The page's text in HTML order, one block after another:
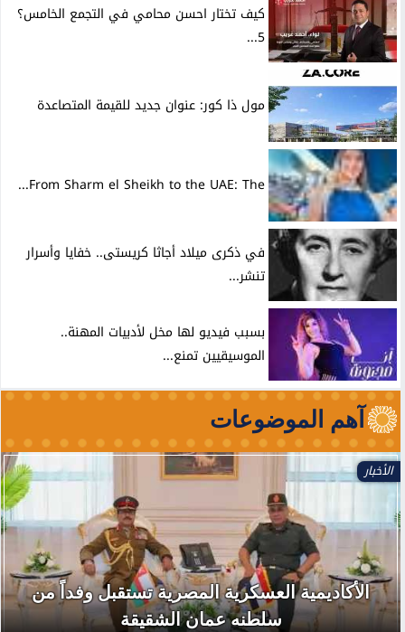
كيف تختار احسن محامي في التجمع الخامس؟
5...
مول ذا كور: عنوان جديد للقيمة المتصاعدة
From Sharm el Sheikh to the UAE: The...
في ذكرى ميلاد أجاثا كريستى.. خفايا وأسرار
تنشر...
بسبب فيديو لها مخل لأدبيات المهنة..
الموسيقيين تمنع...
آهم الموضوعات
الأخبار
الأكاديمية العسكرية المصرية تستقبل وفداً من
سلطنه عمان الشقيقة